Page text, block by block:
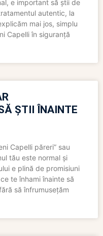
e important să știi de
autentic, la
mai jos, simplu
Capelli în siguranță
ȘTII ÎNAINTE
Capelli păreri” sau
tău este normal și
e plină de promisiuni
te înhami înainte să
să înfrumusețăm